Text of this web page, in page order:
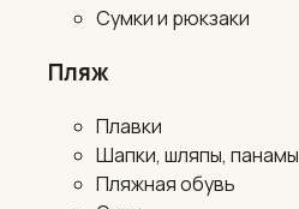
Сумки и рюкзаки
Пляж
Плавки
Шапки, шляпы, панамы
Пляжная обувь